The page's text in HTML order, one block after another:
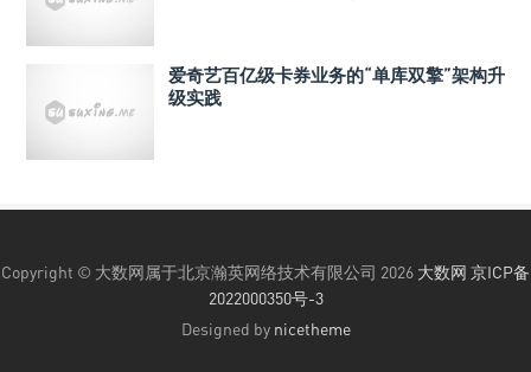
爱奇艺百亿级卡券业务的“单库双擎”架构升
级实践
Copyright © 大数网属于北京瀚英网络技术有限公司 2026 大数网 京ICP备
2022000350号-3
Designed by nicetheme